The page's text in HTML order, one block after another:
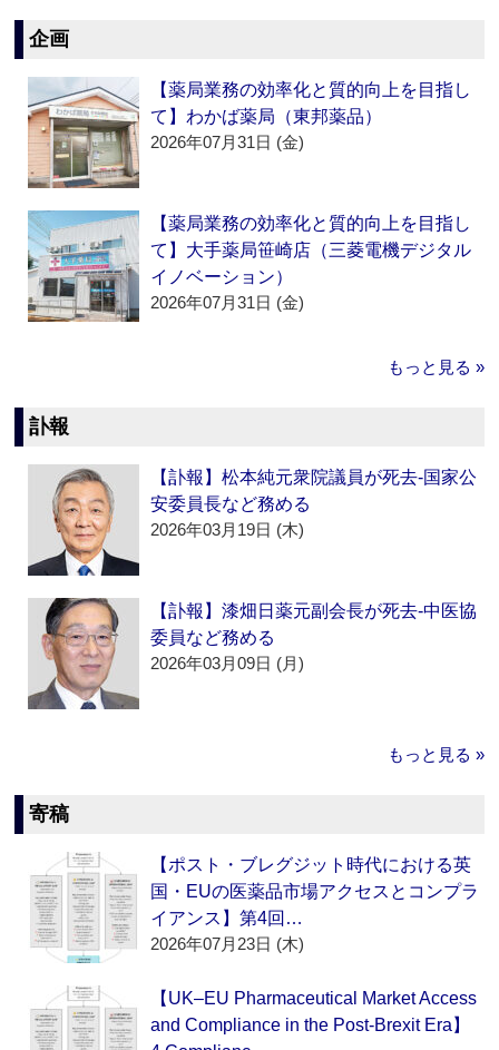
企画
【薬局業務の効率化と質的向上を目指し
て】わかば薬局（東邦薬品）
2026年07月31日 (金)
【薬局業務の効率化と質的向上を目指し
て】大手薬局笹崎店（三菱電機デジタル
イノベーション）
2026年07月31日 (金)
もっと見る »
訃報
【訃報】松本純元衆院議員が死去‐国家公
安委員長など務める
2026年03月19日 (木)
【訃報】漆畑日薬元副会長が死去‐中医協
委員など務める
2026年03月09日 (月)
もっと見る »
寄稿
【ポスト・ブレグジット時代における英
国・EUの医薬品市場アクセスとコンプラ
イアンス】第4回…
2026年07月23日 (木)
【UK–EU Pharmaceutical Market Access
and Compliance in the Post-Brexit Era】